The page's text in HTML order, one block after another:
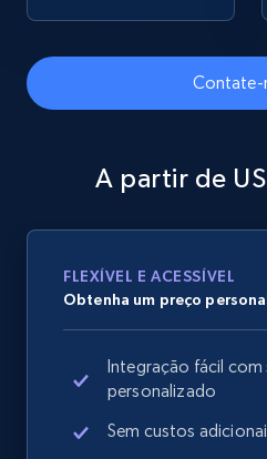
2.1K+ 355+
URL, Domain, Country
2.1K+ 355+
specified URL
Contate-
A partir de
FLEXÍVEL E ACESSÍVEL
Obtenha um preço
Integração fácil
personalizado
Sem custos